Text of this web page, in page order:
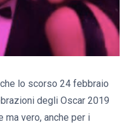
lo scorso 24 febbraio
degli Oscar 2019
ma vero, anche per i